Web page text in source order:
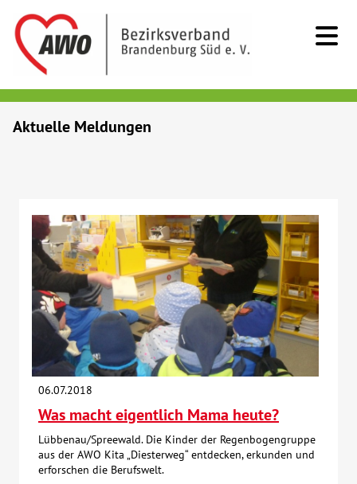
Beratung & Hilfe
Begegnung
Bildung
Über uns
Spenden
Aktuelle Meldungen
06.07.2018
Was macht eigentlich Mama heute?
Lübbenau/Spreewald. Die Kinder der Regenbogengruppe
aus der AWO Kita „Diesterweg“ entdecken, erkunden und
erforschen die Berufswelt.